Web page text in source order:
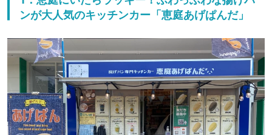
ンが大人気のキッチンカー「恵庭あげぱんだ」